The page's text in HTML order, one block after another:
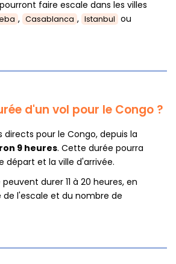
faire escale dans les villes
, Casablanca , Istanbul ou
d'un vol pour le Congo ?
directs pour le Congo, depuis la
9 heures. Cette durée pourra
départ et la ville d'arrivée.
durer 11 à 20 heures, en
l'escale et du nombre de